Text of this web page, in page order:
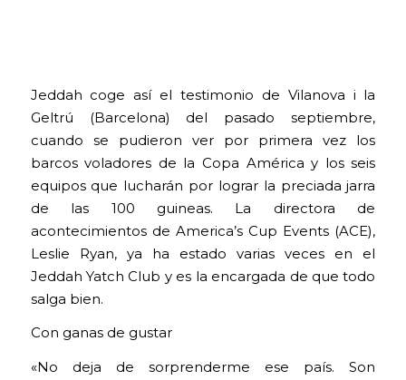
Jeddah coge así el testimonio de Vilanova i la
Geltrú (Barcelona) del pasado septiembre,
cuando se pudieron ver por primera vez los
barcos voladores de la Copa América y los seis
equipos que lucharán por lograr la preciada jarra
de las 100 guineas. La directora de
acontecimientos de America’s Cup Events (ACE),
Leslie Ryan, ya ha estado varias veces en el
Jeddah Yatch Club y es la encargada de que todo
salga bien.
Con ganas de gustar
«No deja de sorprenderme ese país. Son